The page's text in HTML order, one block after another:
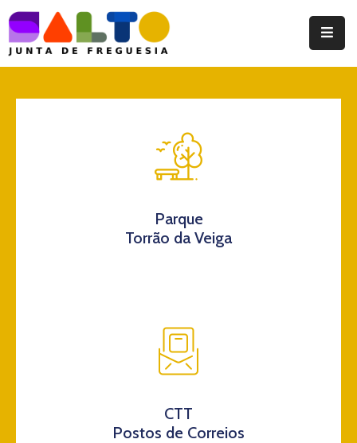
Instituição
Parque
Torrão da Veiga
CTT
Postos de Correios